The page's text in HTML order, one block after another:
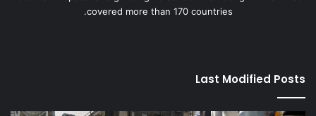
covered more than 170 countries.
Last Modified Posts